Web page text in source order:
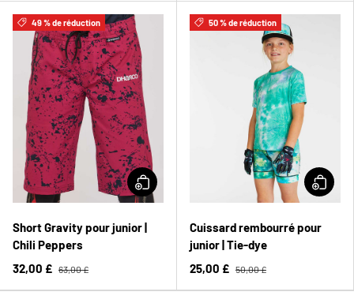
49 % de réduction
Short Gravity pour junior |
Chili Peppers
32,00 £ 63,00 £
50 % de réduction
Cuissard rembourré pour
junior | Tie-dye
25,00 £ 50,00 £